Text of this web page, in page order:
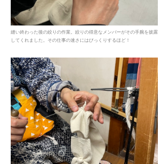
縫い終わった後の絞りの作業。絞りの得意なメンバーがその手腕を披露
してくれました。その仕事の速さにはびっくりするほど！